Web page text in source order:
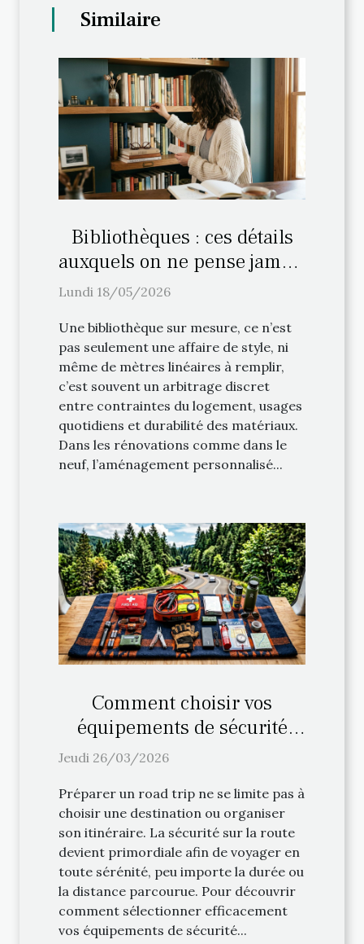
Similaire
Bibliothèques : ces détails
auxquels on ne pense jamais
lors de l’aménagement
Lundi 18/05/2026
Une bibliothèque sur mesure, ce n’est
pas seulement une affaire de style, ni
même de mètres linéaires à remplir,
c’est souvent un arbitrage discret
entre contraintes du logement, usages
quotidiens et durabilité des matériaux.
Dans les rénovations comme dans le
neuf, l’aménagement personnalisé...
Comment choisir vos
équipements de sécurité
pour un road trip ?
Jeudi 26/03/2026
Préparer un road trip ne se limite pas à
choisir une destination ou organiser
son itinéraire. La sécurité sur la route
devient primordiale afin de voyager en
toute sérénité, peu importe la durée ou
la distance parcourue. Pour découvrir
comment sélectionner efficacement
vos équipements de sécurité...